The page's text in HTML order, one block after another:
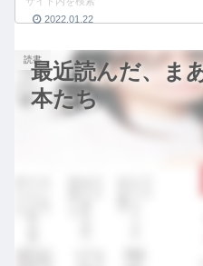
最近読んだ、ま
本たち
読書
2022.01.22